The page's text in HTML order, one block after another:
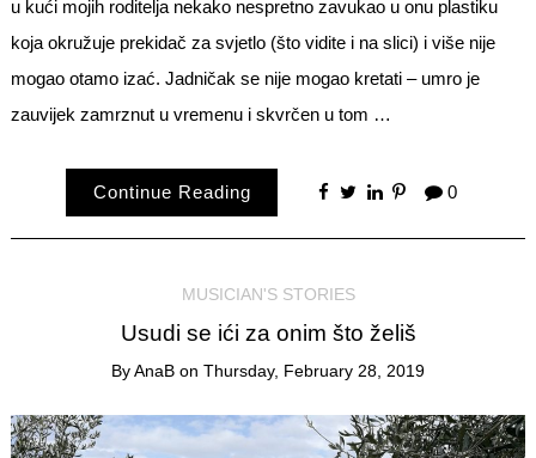
u kući mojih roditelja nekako nespretno zavukao u onu plastiku
koja okružuje prekidač za svjetlo (što vidite i na slici) i više nije
mogao otamo izać. Jadničak se nije mogao kretati – umro je
zauvijek zamrznut u vremenu i skvrčen u tom …
Continue Reading 0
MUSICIAN'S STORIES
Usudi se ići za onim što želiš
ByAnaB on Thursday, February 28, 2019